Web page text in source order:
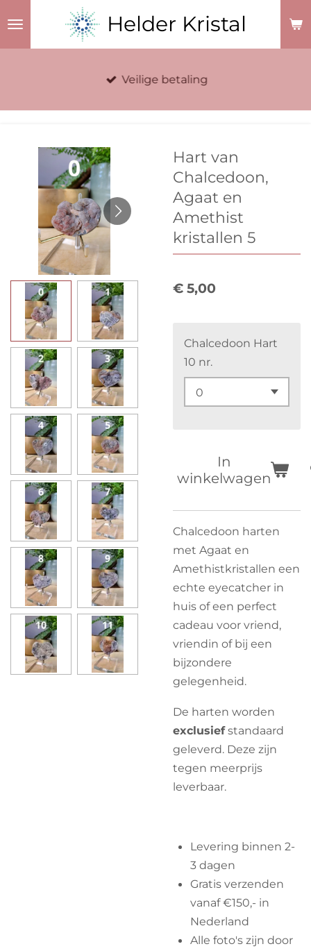
naar
Helder Kristal
Veilige betaling
Hart van
Chalcedoon,
Agaat en
Amethist
kristallen 5
€ 5,00
Chalcedoon Hart
10 nr.
In
winkelwagen
Chalcedoon harten
met Agaat en
Amethistkristallen een
echte eyecatcher in
huis of een perfect
cadeau voor vriend,
vriendin of bij een
bijzondere
gelegenheid.
De harten worden
exclusiefstandaard
geleverd. Deze zijn
tegen meerprijs
leverbaar.
Levering binnen 2-
3 dagen
Gratis verzenden
vanaf €150,- in
Nederland
Alle foto's zijn door